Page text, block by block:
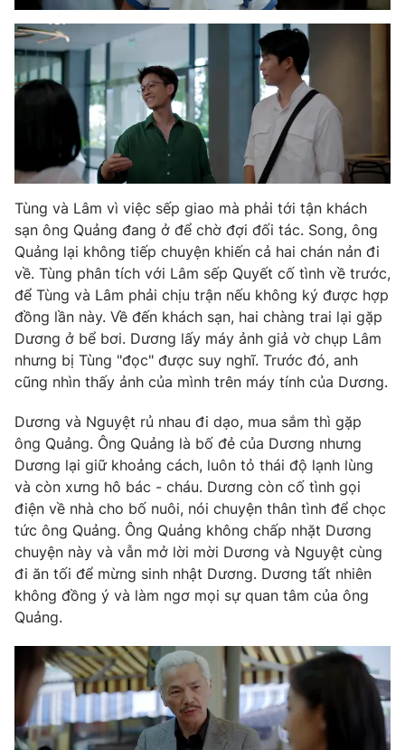
Tùng và Lâm vì việc sếp giao mà phải tới tận khách
sạn ông Quảng đang ở để chờ đợi đối tác. Song, ông
Quảng lại không tiếp chuyện khiến cả hai chán nản đi
về. Tùng phân tích với Lâm sếp Quyết cố tình về trước,
để Tùng và Lâm phải chịu trận nếu không ký được hợp
đồng lần này. Về đến khách sạn, hai chàng trai lại gặp
Dương ở bể bơi. Dương lấy máy ảnh giả vờ chụp Lâm
nhưng bị Tùng "đọc" được suy nghĩ. Trước đó, anh
cũng nhìn thấy ảnh của mình trên máy tính của Dương.
Dương và Nguyệt rủ nhau đi dạo, mua sắm thì gặp
ông Quảng. Ông Quảng là bố đẻ của Dương nhưng
Dương lại giữ khoảng cách, luôn tỏ thái độ lạnh lùng
và còn xưng hô bác - cháu. Dương còn cố tình gọi
điện về nhà cho bố nuôi, nói chuyện thân tình để chọc
tức ông Quảng. Ông Quảng không chấp nhặt Dương
chuyện này và vẫn mở lời mời Dương và Nguyệt cùng
đi ăn tối để mừng sinh nhật Dương. Dương tất nhiên
không đồng ý và làm ngơ mọi sự quan tâm của ông
Quảng.